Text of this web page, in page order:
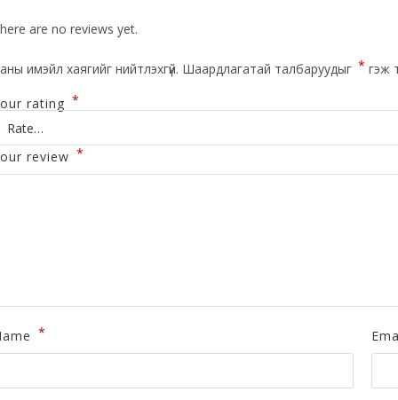
are no reviews yet.
имэйл хаягийг нийтлэхгүй. Шаардлагатай талбаруудыг * гэж
rating *
review *
*